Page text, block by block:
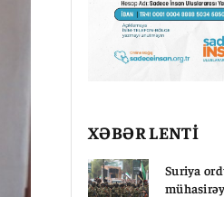
XƏBƏR LENTİ
Suriya